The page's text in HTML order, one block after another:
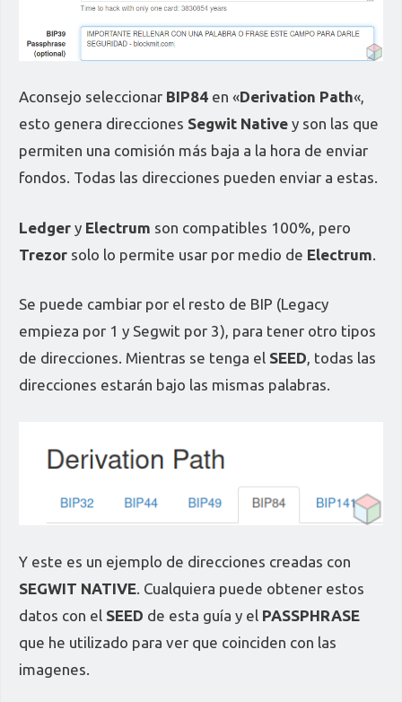
Aconsejo seleccionar BIP84 en «Derivation Path«,
esto genera direcciones Segwit Native y son las que
permiten una comisión más baja a la hora de enviar
fondos. Todas las direcciones pueden enviar a estas.
Ledger y Electrum son compatibles 100%, pero
Trezor solo lo permite usar por medio de Electrum.
Se puede cambiar por el resto de BIP (Legacy
empieza por 1 y Segwit por 3), para tener otro tipos
de direcciones. Mientras se tenga el SEED, todas las
direcciones estarán bajo las mismas palabras.
Y este es un ejemplo de direcciones creadas con
SEGWIT NATIVE. Cualquiera puede obtener estos
datos con el SEED de esta guía y el PASSPHRASE
que he utilizado para ver que coinciden con las
imagenes.